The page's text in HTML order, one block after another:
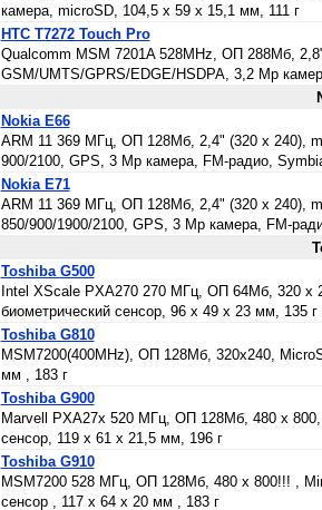
камера, microSD, 104,5 х 59 х 15,1 мм, 111 г
HTC T7272 Touch Pro
Qualcomm MSM 7201A 528MHz, ОП 288Мб,
GSM/UMTS/GPRS/EDGE/HSDPA, 3,2 Mp
Nokia E66
ARM 11 369 МГц, ОП 128Мб, 2,4" (320 х 240),
900/2100, GPS, 3 Mp камера, FM-радио,
Nokia E71
ARM 11 369 МГц, ОП 128Мб, 2,4" (320 х 240),
850/900/1900/2100, GPS, 3 Mp камера, FM-
Toshiba G500
Intel XScale PXA270 270 МГц, ОП 64Мб, 320 х
биометрический сенсор, 96 x 49 x 23 мм, 135 г
Toshiba G810
MSM7200(400MHz), ОП 128Мб, 320x240,
мм , 183 г
Toshiba G900
Marvell PXA27x 520 МГц, ОП 128Мб, 480 х
сенсор, 119 x 61 x 21,5 мм, 196 г
Toshiba G910
MSM7200 528 МГц, ОП 128Мб, 480 х 800!!! ,
сенсор , 117 x 64 x 20 мм , 183 г